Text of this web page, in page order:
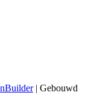
| Gebouwd